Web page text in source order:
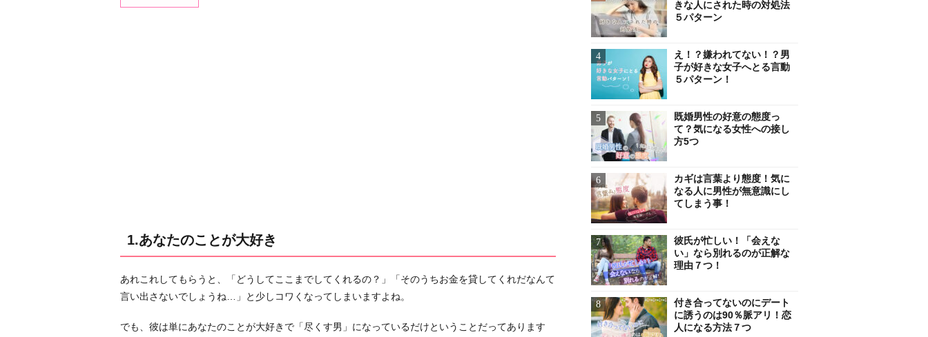
1.
に
と
て
は
1.あなたのことが大好き
あれこれしてもらうと、「どうしてここまでしてくれるの？」「そのうちお金を貸してくれだなんて
言い出さないでしょうね…」と少しコワくなってしまいますよね。
でも、彼は単にあなたのことが大好きで「尽くす男」になっているだけということだってあります
きな人にされた時の対処法
５パターン
え！？嫌われてない！？男
子が好きな女子へとる言動
５パターン！
既婚男性の好意の態度っ
て？気になる女性への接し
方5つ
カギは言葉より態度！気に
なる人に男性が無意識にし
てしまう事！
彼氏が忙しい！「会えな
い」なら別れるのが正解な
理由７つ！
付き合ってないのにデート
に誘うのは90％脈アリ！恋
人になる方法７つ